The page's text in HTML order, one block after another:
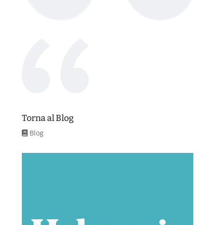
Torna al Blog
Blog